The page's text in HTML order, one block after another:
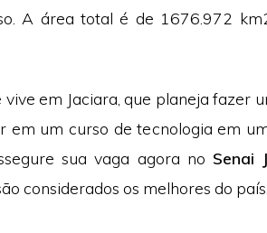
A área total é de 1676.972
vive em Jaciara, que planeja fazer
em um curso de tecnologia em
sua vaga agora no Senai
considerados os melhores do país.